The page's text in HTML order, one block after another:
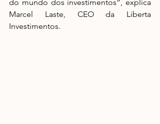
do mundo dos investimentos”, explica
Marcel Laste, CEO da Liberta
Investimentos.